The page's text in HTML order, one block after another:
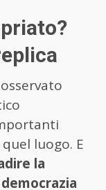
luogo. E
la